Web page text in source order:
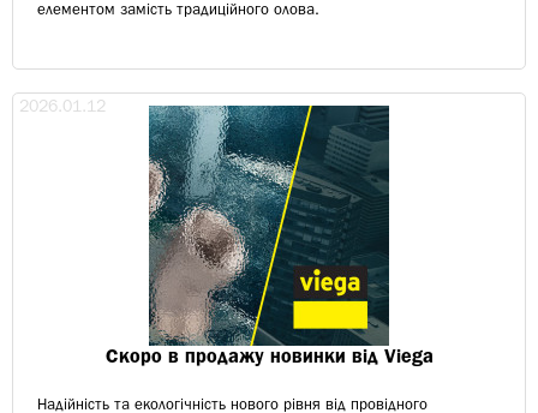
елементом замість традиційного олова.
2026.01.12
Скоро в продажу новинки від Viega
Надійність та екологічність нового рівня від провідного